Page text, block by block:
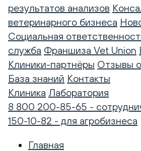
результатов анализов
ветеринарного бизнеса
Социальная
служба Франшиза Vet Union
Клиники-партнёры Отзывы
База знаний Контакты
Клиника Лаборатория
8 800 200-85-65 -
150-10-82 - для агробизнеса
Главная